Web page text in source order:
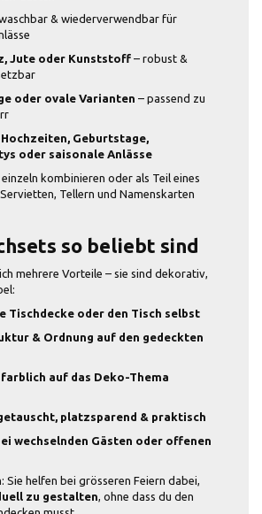
& wiederverwendbar für
Jute oder Kunststoff – robust &
oder ovale Varianten – passend zu
Geburtstage,
oder saisonale Anlässe
kombinieren oder als Teil eines
Tellern und Namenskarten
so beliebt sind
mehrere Vorteile – sie sind dekorativ,
Tischdecke oder den Tisch selbst
& Ordnung auf den gedeckten
farblich auf das Deko-Thema
platzsparend & praktisch
wechselnden Gästen oder offenen
Sie helfen bei grösseren Feiern dabei,
zu gestalten, ohne dass du den